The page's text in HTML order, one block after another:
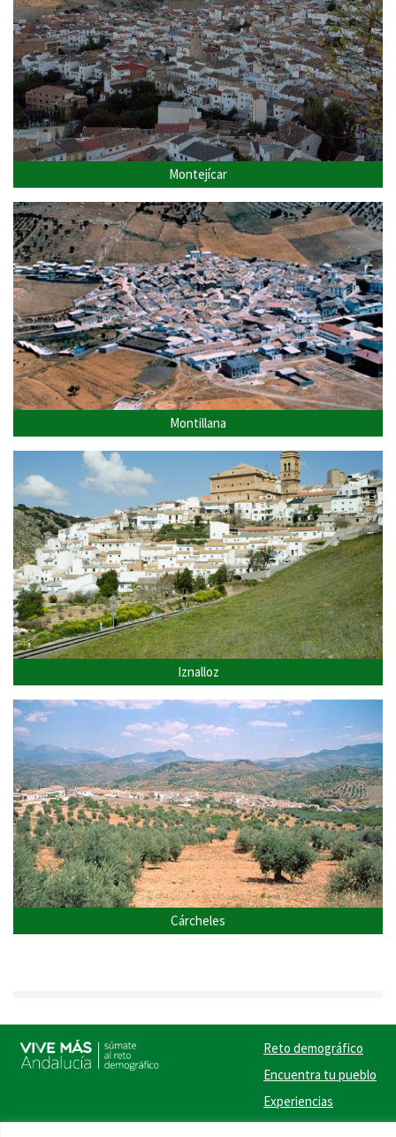
Montejícar
Montillana
Iznalloz
Cárcheles
Reto demográfico
Encuentra tu pueblo
Experiencias
Contacto